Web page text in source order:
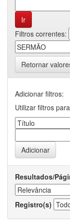
Filtros correntes:
Retornar
Adicionar filtros:
Utilizar filtros
Resultados/
Registro(s)